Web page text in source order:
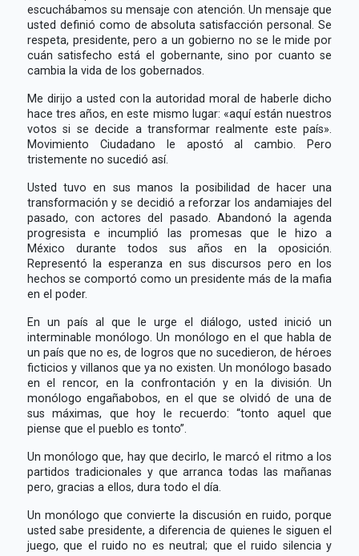
escuchábamos su mensaje con atención. Un mensaje que
usted definió como de absoluta satisfacción personal. Se
respeta, presidente, pero a un gobierno no se le mide por
cuán satisfecho está el gobernante, sino por cuanto se
cambia la vida de los gobernados.
Me dirijo a usted con la autoridad moral de haberle dicho
hace tres años, en este mismo lugar: «aquí están nuestros
votos si se decide a transformar realmente este país».
Movimiento Ciudadano le apostó al cambio. Pero
tristemente no sucedió así.
Usted tuvo en sus manos la posibilidad de hacer una
transformación y se decidió a reforzar los andamiajes del
pasado, con actores del pasado. Abandonó la agenda
progresista e incumplió las promesas que le hizo a
México durante todos sus años en la oposición.
Representó la esperanza en sus discursos pero en los
hechos se comportó como un presidente más de la mafia
en el poder.
En un país al que le urge el diálogo, usted inició un
interminable monólogo. Un monólogo en el que habla de
un país que no es, de logros que no sucedieron, de héroes
ficticios y villanos que ya no existen. Un monólogo basado
en el rencor, en la confrontación y en la división. Un
monólogo engañabobos, en el que se olvidó de una de
sus máximas, que hoy le recuerdo: “tonto aquel que
piense que el pueblo es tonto”.
Un monólogo que, hay que decirlo, le marcó el ritmo a los
partidos tradicionales y que arranca todas las mañanas
pero, gracias a ellos, dura todo el día.
Un monólogo que convierte la discusión en ruido, porque
usted sabe presidente, a diferencia de quienes le siguen el
juego, que el ruido no es neutral; que el ruido silencia y